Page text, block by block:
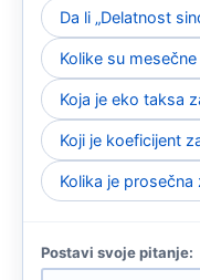
Da li „Delatnost
Kolike su
Koja je eko taksa
Koji je koeficijent
Kolika je prosečna